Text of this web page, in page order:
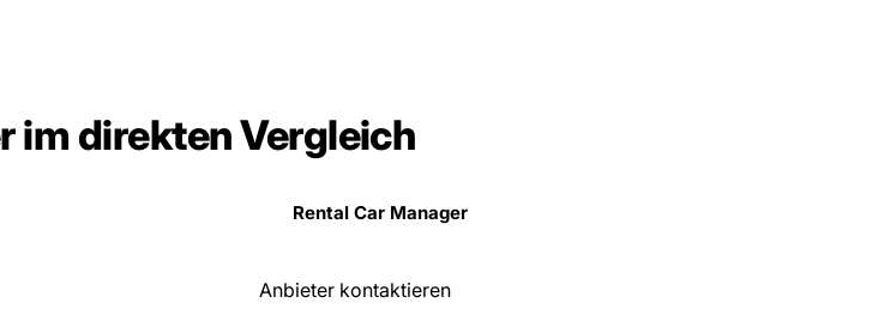
im direkten Vergleich
Rental Car Manager
Anbieter kontaktieren